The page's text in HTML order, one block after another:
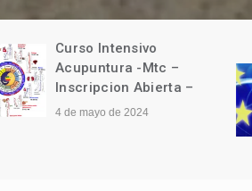
Curso Intensivo
Acupuntura -Mtc –
Inscripcion Abierta –
4 de mayo de 2024